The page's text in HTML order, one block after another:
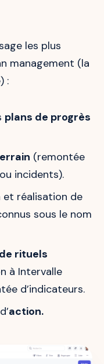
les plus
management (la
:
plans de progrès
(remontée
incidents).
et réalisation de
sous le nom
rituels
à Intervalle
d’indicateurs.
action.